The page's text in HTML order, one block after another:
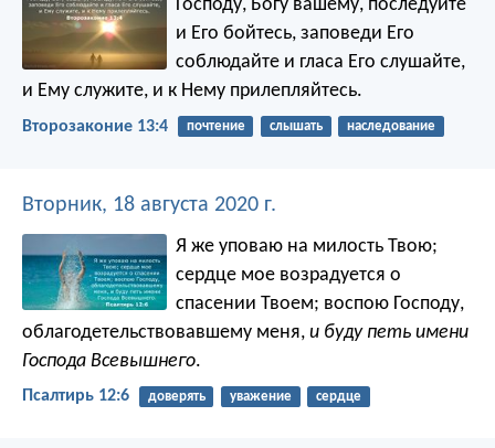
Господу, Богу вашему, последуйте
и Его бойтесь, заповеди Его
соблюдайте и гласа Его слушайте,
и Ему служите, и к Нему прилепляйтесь.
Второзаконие 13:4 почтение слышать наследование
Вторник, 18 августа 2020 г.
Я же уповаю на милость Твою;
сердце мое возрадуется о
спасении Твоем; воспою Господу,
облагодетельствовавшему меня, и буду петь имени
Господа Всевышнего.
Псалтирь 12:6 доверять уважение сердце